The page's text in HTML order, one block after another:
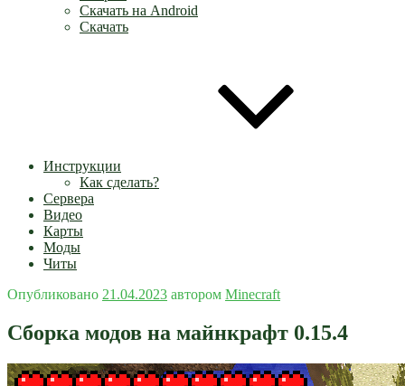
Скачать на Android
Скачать
Инструкции
Как сделать?
Сервера
Видео
Карты
Моды
Читы
Опубликовано 21.04.2023 автором Minecraft
Сборка модов на майнкрафт 0.15.4